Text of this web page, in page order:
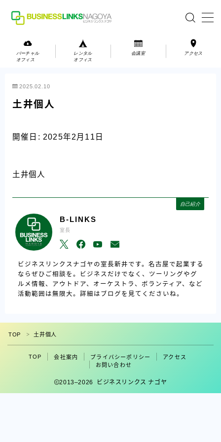
会社案内
フォロー
バーチャル
オフィス
レンタル
オフィス
会議室 アクセス
2025.02.10
土井個人
開催日: 2025年2月11日
土井個人
自己紹介
B-LINKS
室長
ビジネスリンクスナゴヤの室長新井です。名古屋で起業する
ならぜひご相談を。ビジネスだけでなく、ツーリングやグ
ルメ情報、アウトドア、オーケストラ、ボランティア、など
活動範囲は無限大。詳細はブログを見てくださいね。
TOP ＞ 土井個人
TOP 会社案内 プライバシーポリシー
アクセス
お問い合わせ
2013–2026 ビジネスリンクス ナゴヤ